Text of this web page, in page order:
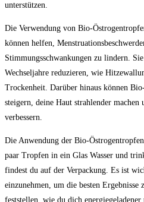
unterstützen.
Die Verwendung von Bio-
können helfen,
Stimmungsschwankungen zu lindern.
Wechseljahre​ reduzieren, wie
Trockenheit. Darüber ​hinaus können
steigern, deine ⁤Haut strahlender​
verbessern.
Die Anwendung der Bio-
paar Tropfen in ein Glas Wasser und
findest du auf der Verpackung. ‍Es ⁤ist
einzunehmen,​ um die besten
feststellen, wie du dich ‌energiegeladener